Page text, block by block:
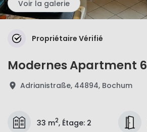
Voir la galerie
Propriétaire Vérifié
Modernes Apartment 6
Adrianistraße, 44894, Bochum
33 m2, Étage: 2